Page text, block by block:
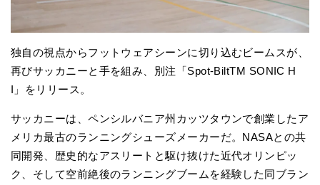
独自の視点からフットウェアシーンに切り込むビームスが、
再びサッカニーと手を組み、別注「Spot-BiltTM SONIC H
I」をリリース。
サッカニーは、ペンシルバニア州カッツタウンで創業したア
メリカ最古のランニングシューズメーカーだ。NASAとの共
同開発、歴史的なアスリートと駆け抜けた近代オリンピッ
ク、そして空前絶後のランニングブームを経験した同ブラン